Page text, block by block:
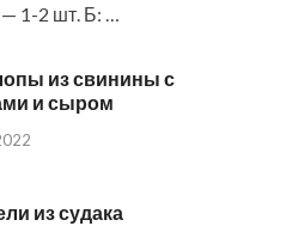
1-2 шт. Б: …
из свинины с
и сыром
из судака